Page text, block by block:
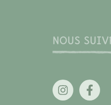
NOUS